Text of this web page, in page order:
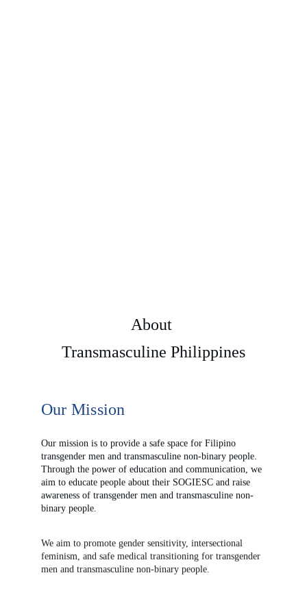
About
Transmasculine Philippines
Our Mission
Our mission is to provide a safe space for Filipino
transgender men and transmasculine non-binary people.
Through the power of education and communication, we
aim to educate people about their SOGIESC and raise
awareness of transgender men and transmasculine non-
binary people.
We aim to promote gender sensitivity, intersectional
feminism, and safe medical transitioning for transgender
men and transmasculine non-binary people.